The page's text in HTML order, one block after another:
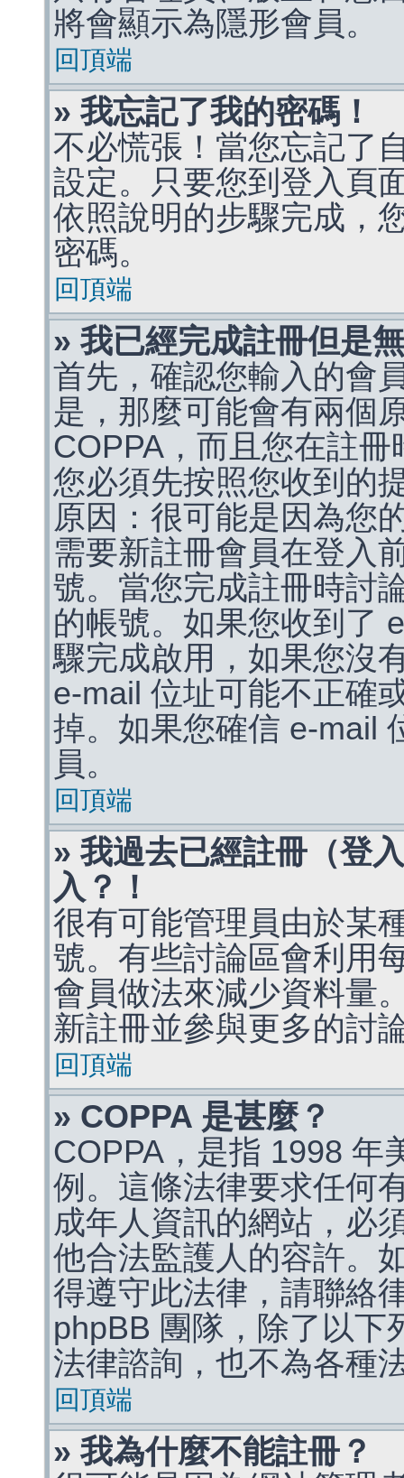
將會顯示為隱形會員。
回頂端
» 我忘記了我的密碼！
不必慌張！當您忘記了
設定。只要您到登入頁
依照說明的步驟完成，
密碼。
回頂端
» 我已經完成註冊但是
首先，確認您輸入的會
是，那麼可能會有兩個
COPPA，而且您在註
您必須先按照您收到的
原因：很可能是因為您
需要新註冊會員在登入
號。當您完成註冊時討
的帳號。如果您收到了
驟完成啟用，如果您沒
e-mail 位址可能不正確
掉。如果您確信 e-mail
員。
回頂端
» 我過去已經註冊（登
入？！
很有可能管理員由於某
號。有些討論區會利用
會員做法來減少資料量
新註冊並參與更多的討
回頂端
» COPPA 是甚麼？
COPPA，是指 1998 年
例。這條法律要求任何
成年人資訊的網站，必
他合法監護人的容許。
得遵守此法律，請聯絡
phpBB 團隊，除了以下
法律諮詢，也不為各種
回頂端
» 我為什麼不能註冊？